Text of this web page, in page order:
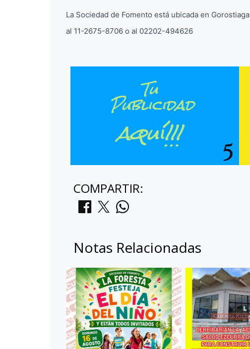
La Sociedad de Fomento está ubicada en
al 11-2675-8706 o al 02202-494626
COMPARTIR:
Notas Relacionadas